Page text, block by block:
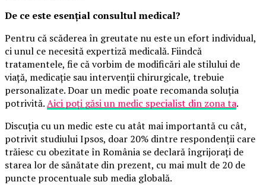
De ce este esențial consultul medical?
Pentru că scăderea în greutate nu este un efort individual,
ci unul ce necesită expertiză medicală. Fiindcă
tratamentele, fie că vorbim de modificări ale stilului de
viață, medicație sau intervenții chirurgicale, trebuie
personalizate. Doar un medic poate recomanda soluția
potrivită.Aici poți găsi un medic specialist din zona ta.
Discuția cu un medic este cu atât mai importantă cu cât,
potrivit studiului Ipsos, doar 20% dintre respondenții care
trăiesc cu obezitate în România se declară îngrijorați de
starea lor de sănătate din prezent, cu mai mult de 20 de
puncte procentuale sub media globală.